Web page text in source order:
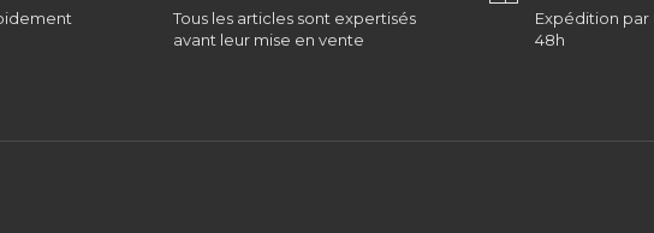
Tous les articles sont expertisés
avant leur mise en vente
Expédition par
48h